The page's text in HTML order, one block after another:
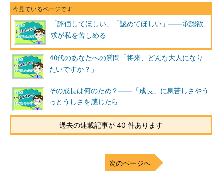
「評価してほしい」「認めてほしい」――承認欲
求が私を苦しめる
40代のあなたへの質問「将来、どんな大人になり
たいですか？」
その成長は何のため？――「成長」に息苦しさやう
っとうしさを感じたら
過去の連載記事が 40 件あります
次のページへ